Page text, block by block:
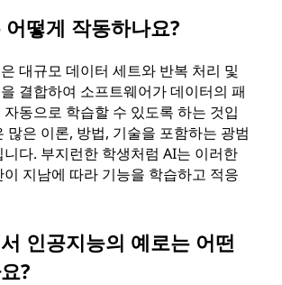
떻게 작동하나요?
대규모 데이터 세트와 반복 처리 및
결합하여 소프트웨어가 데이터의 패
동으로 학습할 수 있도록 하는 것입
많은 이론, 방법, 기술을 포함하는 광범
다. 부지런한 학생처럼 AI는 이러한
지남에 따라 기능을 학습하고 적응
인공지능의 예로는 어떤
?